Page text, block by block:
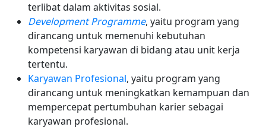
terlibat dalam aktivitas sosial.
Development Programme, yaitu program yang
dirancang untuk memenuhi kebutuhan
kompetensi karyawan di bidang atau unit kerja
tertentu.
Karyawan Profesional, yaitu program yang
dirancang untuk meningkatkan kemampuan dan
mempercepat pertumbuhan karier sebagai
karyawan profesional.